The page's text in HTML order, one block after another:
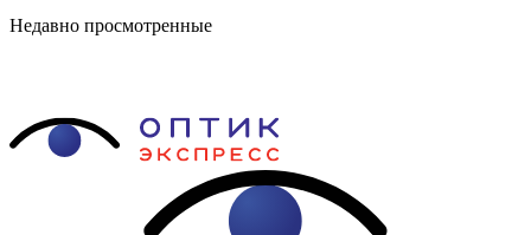
Недавно просмотренные